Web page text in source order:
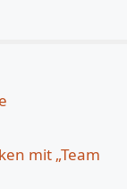
mit „Team